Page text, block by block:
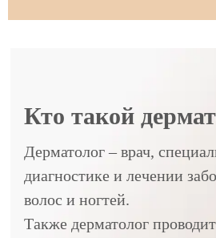
Кто такой
Дерматолог – врач,
диагностике и лечении
волос и ногтей.
Также дерматолог